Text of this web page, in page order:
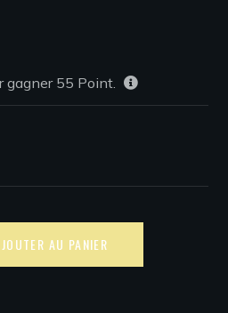
gagner 55 Point.
AU PANIER